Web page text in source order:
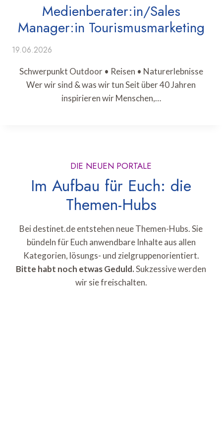
Medienberater:in/Sales
Manager:in Tourismusmarketing
19.06.2026
Schwerpunkt Outdoor • Reisen • Naturerlebnisse
Wer wir sind & was wir tun Seit über 40 Jahren
inspirieren wir Menschen,…
DIE NEUEN PORTALE
Im Aufbau für Euch: die
Themen-Hubs
Bei destinet.de entstehen neue Themen-Hubs. Sie
bündeln für Euch anwendbare Inhalte aus allen
Kategorien, lösungs- und zielgruppenorientiert.
Bitte habt noch etwas Geduld.Sukzessive werden
wir sie freischalten.